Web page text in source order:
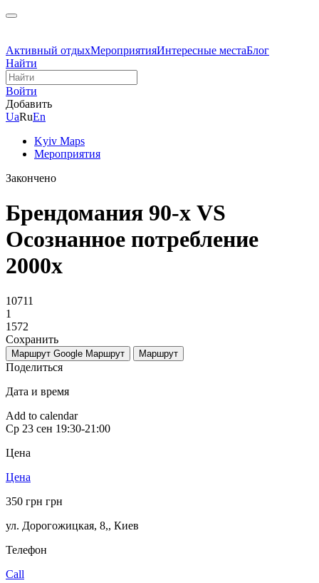
Активный отдыхМероприятияИнтересные местаБлог
Найти
Войти
Добавить
UaRuEn
Kyiv Maps
Мероприятия
Закончено
Брендомания 90-х VS
Осознанное потребление
2000х
10711
1
1572
Сохранить
Маршрут Google Маршрут Маршрут
Поделиться
Дата и время
Add to calendar
Ср 23 сен 19:30-21:00
Цена
Цена
350 грн грн
ул. Дорогожицкая, 8,, Киев
Телефон
Call